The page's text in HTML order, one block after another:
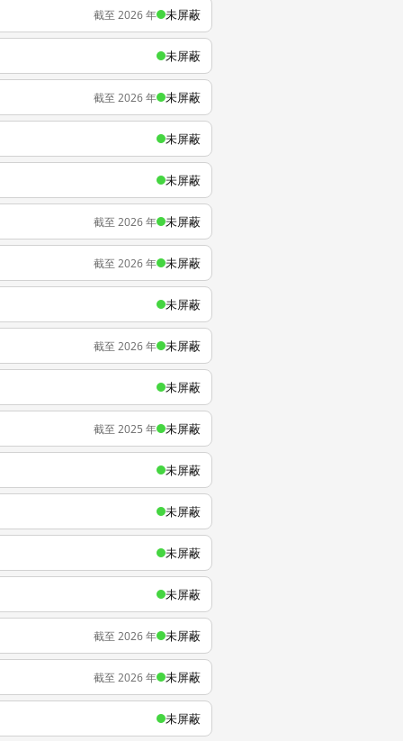
截至 2026 年 未屏蔽
未屏蔽
截至 2026 年 未屏蔽
未屏蔽
未屏蔽
截至 2026 年 未屏蔽
截至 2026 年 未屏蔽
未屏蔽
截至 2026 年 未屏蔽
未屏蔽
截至 2025 年 未屏蔽
未屏蔽
未屏蔽
未屏蔽
未屏蔽
截至 2026 年 未屏蔽
截至 2026 年 未屏蔽
未屏蔽